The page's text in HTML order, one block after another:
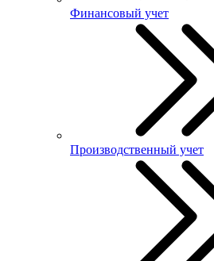
Финансовый учет
Производственный учет